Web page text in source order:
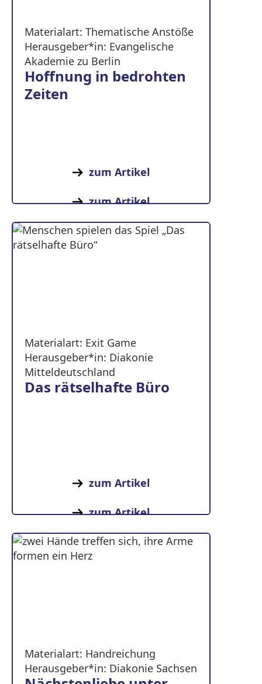
Materialart: Thematische Anstöße
Herausgeber*in: Evangelische
Akademie zu Berlin
Hoffnung in bedrohten
Zeiten
zum Artikel
zum Artikel
Materialart: Exit Game
Herausgeber*in: Diakonie
Mitteldeutschland
Das rätselhafte Büro
zum Artikel
zum Artikel
Materialart: Handreichung
Herausgeber*in: Diakonie Sachsen